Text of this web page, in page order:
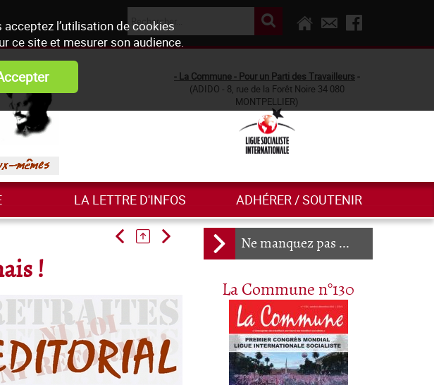
l’utilisation de cookies
ce site et mesurer son audience.
- La Commune - Pour un Parti des Travailleurs -
(ADIDO - 8, rue de la Forêt Noire 34 080
MONTPELLIER)
LA LETTRE D'INFOS ADHÉRER / SOUTENIR
Ne manquez pas ...
La Commune n°130
!